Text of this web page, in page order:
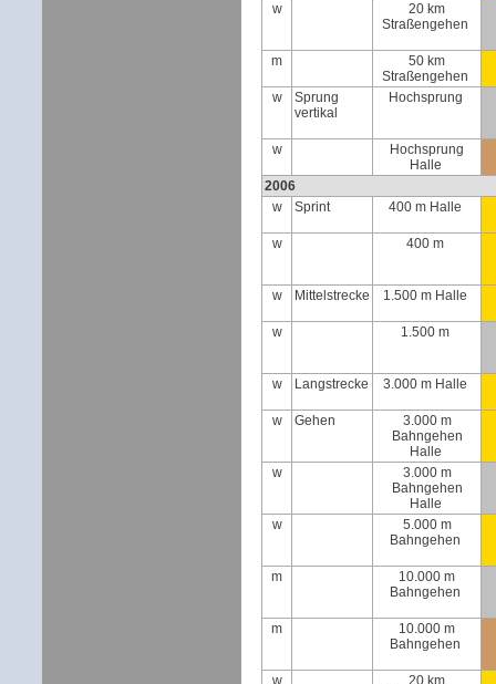
w
20 km
Straßengehen
m
50 km
Straßengehen
w
Sprung
vertikal
Hochsprung
w
Hochsprung
Halle
2006
w
Sprint 400 m Halle
w 400 m
w Mittelstrecke 1.500 m Halle
w 1.500 m
w Langstrecke 3.000 m Halle
w Gehen
3.000 m
Bahngehen
Halle
w
3.000 m
Bahngehen
Halle
w
5.000 m
Bahngehen
m
10.000 m
Bahngehen
m
10.000 m
Bahngehen